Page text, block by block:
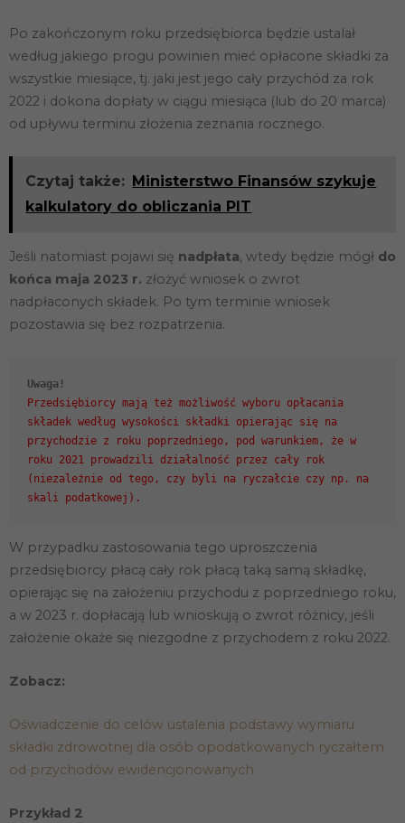
Po zakończonym roku przedsiębiorca będzie ustalał
według jakiego progu powinien mieć opłacone składki za
wszystkie miesiące, tj. jaki jest jego cały przychód za rok
2022 i dokona dopłaty w ciągu miesiąca (lub do 20 marca)
od upływu terminu złożenia zeznania rocznego.
Czytaj także: Ministerstwo Finansów szykuje
kalkulatory do obliczania PIT
Jeśli natomiast pojawi się nadpłata, wtedy będzie mógł do
końca maja 2023 r. złożyć wniosek o zwrot
nadpłaconych składek. Po tym terminie wniosek
pozostawia się bez rozpatrzenia.
Uwaga!
Przedsiębiorcy mają też możliwość wyboru opłacania
składek według wysokości składki opierając się na
przychodzie z roku poprzedniego, pod warunkiem, że w
roku 2021 prowadzili działalność przez cały rok
(niezależnie od tego, czy byli na ryczałcie czy np. na
W przypadku zastosowania tego uproszczenia
przedsiębiorcy płacą cały rok płacą taką samą składkę,
opierając się na założeniu przychodu z poprzedniego roku,
a w 2023 r. dopłacają lub wnioskują o zwrot różnicy, jeśli
założenie okaże się niezgodne z przychodem z roku 2022.
Zobacz:
Oświadczenie do celów ustalenia podstawy wymiaru
składki zdrowotnej dla osób opodatkowanych ryczałtem
od przychodów ewidencjonowanych
Przykład 2
Konieczne
Te pliki cookie
nie są
opcjonalne. Są
one potrzebne